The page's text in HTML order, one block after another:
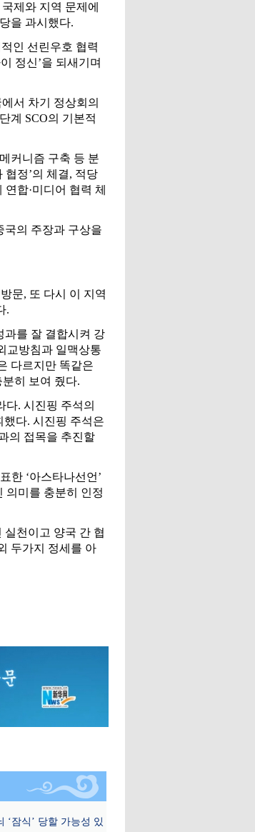
제와 지역 문제에
을 과시했다.
인 선린우호 협력
정신’을 되새기며
서 차기 정상회의
계 SCO의 기본적
커니즘 구축 등 분
정’의 체결, 적당
합·미디어 협력 체
국의 주장과 구상을
문, 또 다시 이 지역
.
과를 잘 결합시켜 강
교방침과 일맥상통
다르지만 똑같은
히 보여 줬다.
다. 시진핑 주석의
했다. 시진핑 주석은
의 접목을 추진할
한 ‘아스타나선언’
의미를 충분히 인정
천이고 양국 간 협
두가지 정세를 아
‘잠식’ 당할 가능성 있